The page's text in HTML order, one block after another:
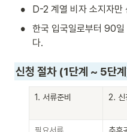
• D-2 계열 비자 소지자
•
한국 입국일로부터 90일
다.
신청 절차 (1단계 ~ 5단
1. 서류준비 2. 신
필요서류 추후